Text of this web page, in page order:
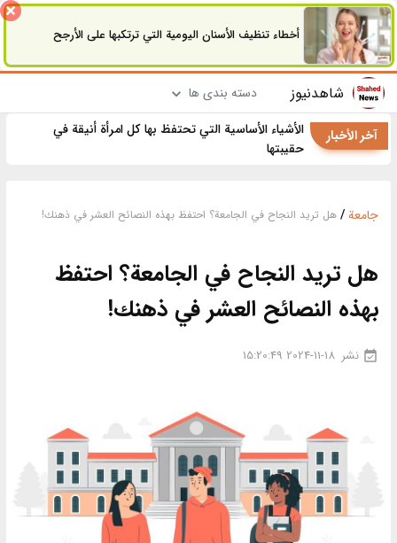
أخطاء تنظيف الأسنان اليومية التي ترتكبها على الأرجح
شاهدنیوز دسته بندی ها
آخر الأخبار
الأشياء الأساسية التي تحتفظ بها كل امرأة أنيقة في
حقيبتها
جامعة/ هل تريد النجاح في الجامعة؟ احتفظ بهذه النصائح العشر في ذهنك!
هل تريد النجاح في الجامعة؟ احتفظ
بهذه النصائح العشر في ذهنك!
نشر 2024-11-18 15:20:49